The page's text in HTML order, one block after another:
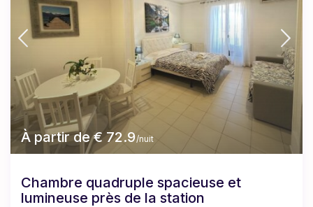
À partir de € 72.9/nuit
Chambre quadruple spacieuse et
lumineuse près de la station